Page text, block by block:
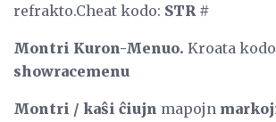
refrakto.Cheat kodo: STR #
Montri Kuron-Menuo. Kroata
showracemenu
Montri / kaŝi ĉiujn mapojn